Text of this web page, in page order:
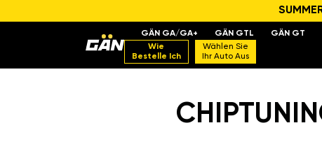
GÄN GA/GA+ GÄN GTL GÄN GT
Wie
Bestelle Ich
Wählen Sie
Ihr Auto Aus